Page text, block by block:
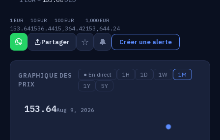
1 EUR
153.64
10 EUR
1536.44
100 EUR
15,364.42
1,000 EUR
153,644.24
Partager ☆ 🔔 Créer une alerte
GRAPHIQUE DES
PRIX
● En direct 1H 1D 1W
1M
1Y
5Y
153.64Aug 9, 2026